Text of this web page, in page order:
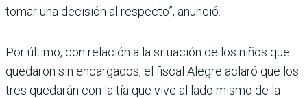
tomar una decisión al respecto”, anunció.
Por último, con relación a la situación de los niños que
quedaron sin encargados, el fiscal Alegre aclaró que los
tres quedarán con la tía que vive al lado mismo de la